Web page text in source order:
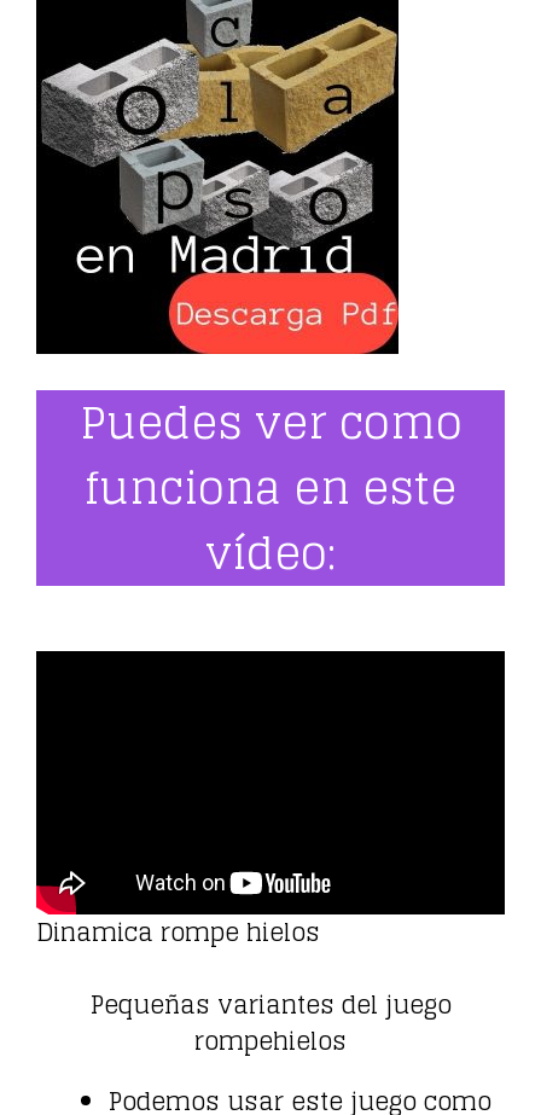
Puedes ver como
funciona en este
vídeo:
Dinamica rompe hielos
Pequeñas variantes del juego
rompehielos
Podemos usar este juego como